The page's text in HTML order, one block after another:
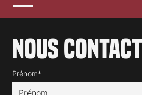
Nous
Prénom*